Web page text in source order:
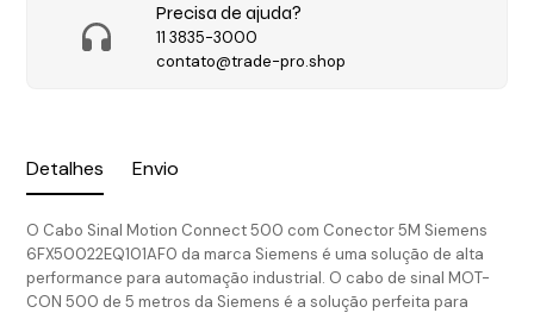
Detalhes Envio
O Cabo Sinal Motion Connect 500 com Conector 5M Siemens
6FX50022EQ101AF0 da marca Siemens é uma solução de alta
performance para automação industrial. O cabo de sinal MOT-
CON 500 de 5 metros da Siemens é a solução perfeita para
Precisa de ajuda?
11 3835-3000
contato@trade-pro.shop